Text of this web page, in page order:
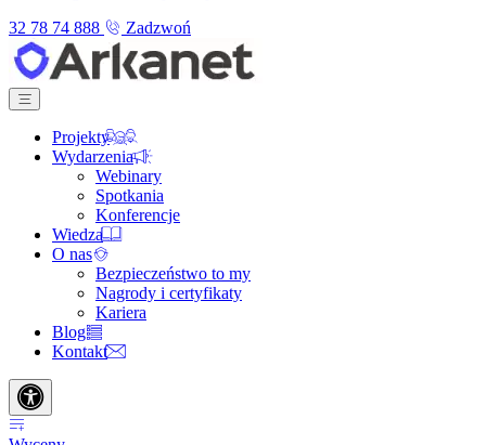
32 78 74 888
Zadzwoń
Projekty
Wydarzenia
Webinary
Spotkania
Konferencje
Wiedza
O nas
Bezpieczeństwo to my
Nagrody i certyfikaty
Kariera
Blog
Kontakt